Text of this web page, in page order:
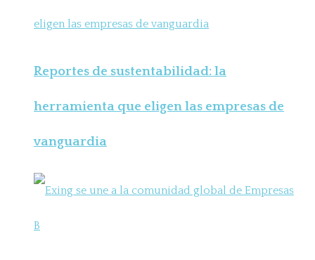
Reportes de sustentabilidad: la
herramienta que eligen las empresas de
vanguardia